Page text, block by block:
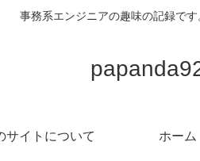
事務系エンジニアの趣味の記録です
サイトについて ホーム